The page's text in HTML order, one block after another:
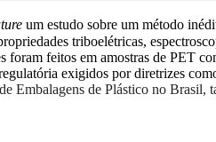
um estudo sobre um método
triboelétricas,
feitos em amostras de PET
exigidos por diretrizes
Embalagens de Plástico no Brasil,